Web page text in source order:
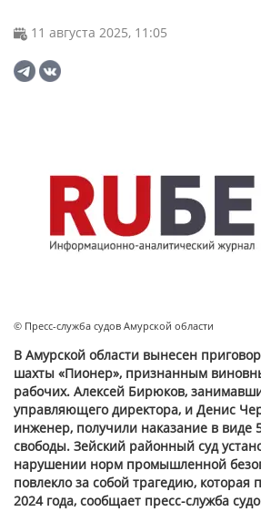
11 августа 2025, 11:05
© Пресс-служба судов Амурской области
В Амурской области вынесен
шахты «Пионер», признанным
рабочих. Алексей Бирюков,
управляющего директора, и Денис
инженер, получили наказание в виде
свободы. Зейский районный суд
нарушении норм промышленной
повлекло за собой трагедию, которая
2024 года, сообщает пресс-служба